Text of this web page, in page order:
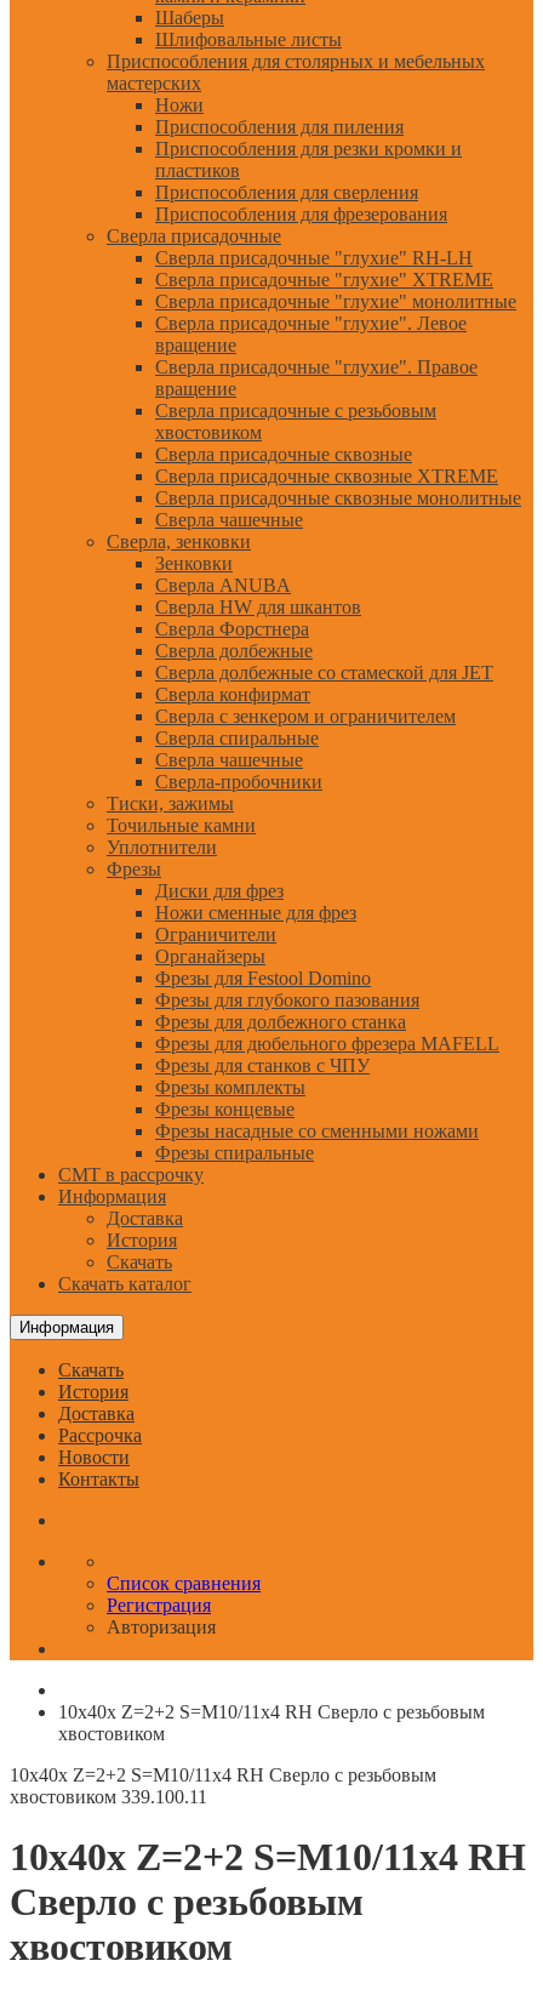
Шаберы
Шлифовальные листы
Приспособления для столярных и мебельных
мастерских
Ножи
Приспособления для пиления
Приспособления для резки кромки и
пластиков
Приспособления для сверления
Приспособления для фрезерования
Сверла присадочные
Сверла присадочные "глухие" RH-LH
Сверла присадочные "глухие" XTREME
Сверла присадочные "глухие" монолитные
Сверла присадочные "глухие". Левое
вращение
Сверла присадочные "глухие". Правое
вращение
Сверла присадочные с резьбовым
хвостовиком
Сверла присадочные сквозные
Сверла присадочные сквозные XTREME
Сверла присадочные сквозные монолитные
Сверла чашечные
Сверла, зенковки
Зенковки
Сверла ANUBA
Сверла HW для шкантов
Сверла Форстнера
Сверла долбежные
Сверла долбежные со стамеской для JET
Сверла конфирмат
Сверла с зенкером и ограничителем
Сверла спиральные
Сверла чашечные
Сверла-пробочники
Тиски, зажимы
Точильные камни
Уплотнители
Фрезы
Диски для фрез
Ножи сменные для фрез
Ограничители
Органайзеры
Фрезы для Festool Domino
Фрезы для глубокого пазования
Фрезы для долбежного станка
Фрезы для дюбельного фрезера MAFELL
Фрезы для станков с ЧПУ
Фрезы комплекты
Фрезы концевые
Фрезы насадные со сменными ножами
Фрезы спиральные
CMT в рассрочку
Информация
Доставка
История
Скачать
Скачать каталог
Информация
Скачать
История
Доставка
Рассрочка
Новости
Контакты
Список сравнения
Регистрация
Авторизация
10x40x Z=2+2 S=M10/11x4 RH Сверло с резьбовым
хвостовиком
10x40x Z=2+2 S=M10/11x4 RH Сверло с резьбовым
хвостовиком 339.100.11
10x40x Z=2+2 S=M10/11x4 RH
Сверло с резьбовым
хвостовиком